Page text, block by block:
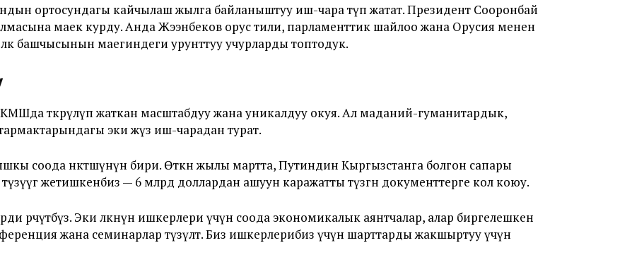
ортосундагы кайчылаш жылга байланыштуу иш-чара өтүп жатат. Президент Сооронбай
маек курду. Анда Жээнбеков орус тили, парламенттик шайлоо жана Орусия менен
башчысынын маегиндеги урунттуу учурларды топтодук.
өткөрүлүп жаткан масштабдуу жана уникалдуу окуя. Ал маданий-гуманитардык,
эки жүз иш-чарадан турат.
соода өнөктөшүнүн бири. Өткөн жылы мартта, Путиндин Кыргызстанга болгон сапары
жетишкенбиз — 6 млрд доллардан ашуун каражатты түзгөн документтерге кол коюу.
өөрчүтөбүз. Эки өлкөнүн ишкерлери үчүн соода экономикалык аянтчалар, алар биргелешкен
жана семинарлар түзүлөт. Биз ишкерлерибиз үчүн шарттарды жакшыртуу үчүн